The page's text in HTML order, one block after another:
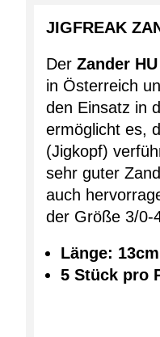
JIGFREAK
Der Zander HU
in Österreich
den Einsatz in
ermöglicht es,
(Jigkopf)
sehr guter
auch
der Größe 3/0-
Länge: 13cm
5 Stück pro